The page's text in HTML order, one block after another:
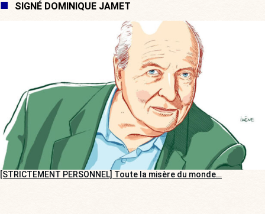
SIGNÉ DOMINIQUE JAMET
[STRICTEMENT PERSONNEL] Toute la misère du monde…